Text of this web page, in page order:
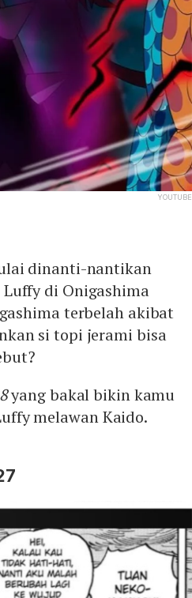
YOUTUBE
dinanti-nantikan
di Onigashima
terbelah akibat
si topi jerami bisa
yang bakal bikin kamu
melawan Kaido.